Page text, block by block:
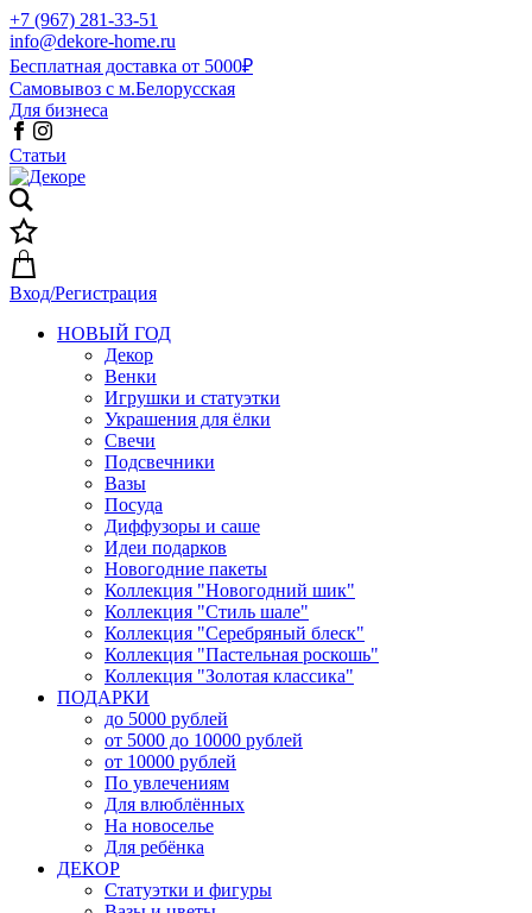
+7 (967) 281-33-51
info@dekore-home.ru
Бесплатная доставка от 5000₽
Самовывоз с м.Белорусская
Для бизнеса
Статьи
Вход/Регистрация
НОВЫЙ ГОД
Декор
Венки
Игрушки и статуэтки
Украшения для ёлки
Свечи
Подсвечники
Вазы
Посуда
Диффузоры и саше
Идеи подарков
Новогодние пакеты
Коллекция "Новогодний шик"
Коллекция "Стиль шале"
Коллекция "Серебряный блеск"
Коллекция "Пастельная роскошь"
Коллекция "Золотая классика"
ПОДАРКИ
до 5000 рублей
от 5000 до 10000 рублей
от 10000 рублей
По увлечениям
Для влюблённых
На новоселье
Для ребёнка
ДЕКОР
Статуэтки и фигуры